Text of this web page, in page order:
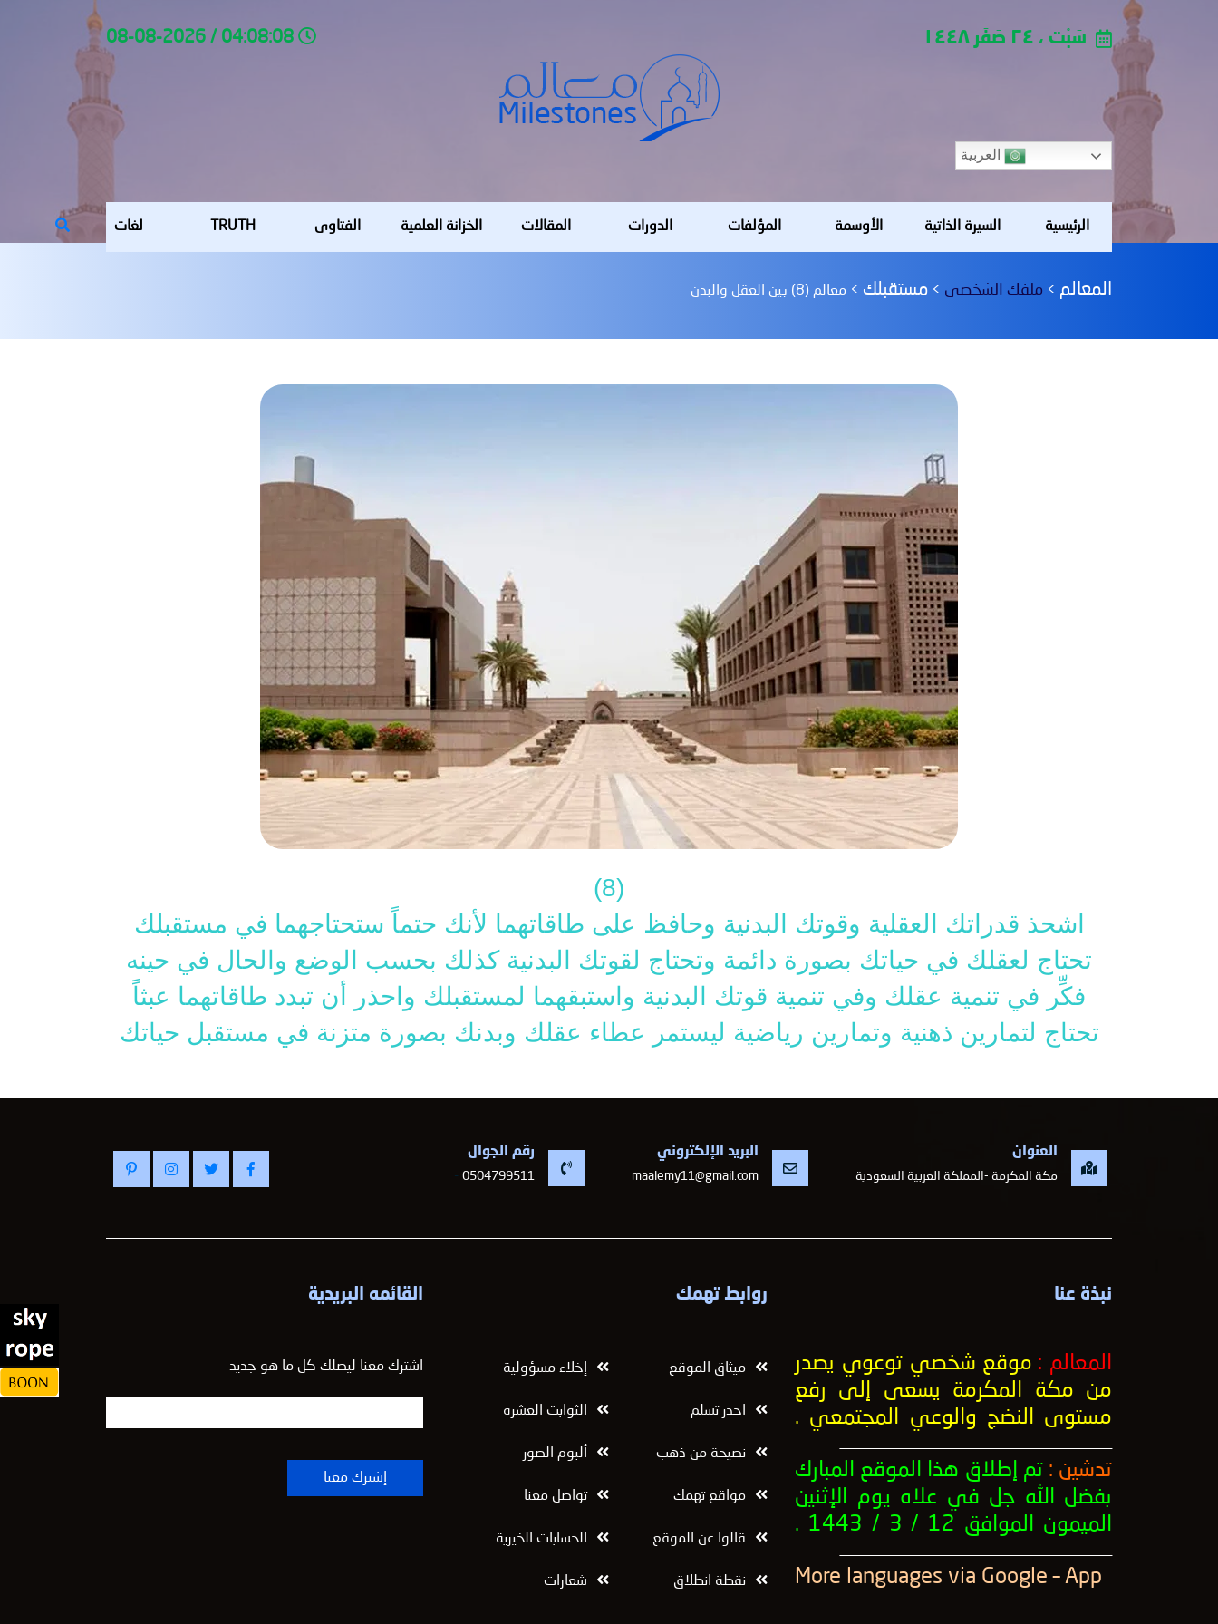
سَبْت ، ٢٤ صَفَر ١٤٤٨
العربية
الرئيسية السيرة الذاتية الأوسمة المؤلفات الدورات المقالات الخزانة العلمية الفتاوى TRUTH لغات
المعالم > ملفك الشخصى > مستقبلك > معالم (8) بين العقل والبدن
(8)
اشحذ قدراتك العقلية وقوتك البدنية وحافظ على طاقاتهما لأنك حتماً ستحتاجهما في مستقبلك
تحتاج لعقلك في حياتك بصورة دائمة وتحتاج لقوتك البدنية كذلك بحسب الوضع والحال في حينه
فكِّر في تنمية عقلك وفي تنمية قوتك البدنية واستبقهما لمستقبلك واحذر أن تبدد طاقاتهما عبثاً
تحتاج لتمارين ذهنية وتمارين رياضية ليستمر عطاء عقلك وبدنك بصورة متزنة في مستقبل حياتك
العنوان
مكة المكرمة -المملكة العربية السعودية
البريد الإلكتروني
maalemy11@gmail.com
رقم الجوال
0504799511
-
نبذة عنا
المعالم : موقع شخصي توعوي يصدر
من مكة المكرمة يسعى إلى رفع
مستوى النضج والوعي المجتمعي .
ــــــــــــــــــــــــــــــــــــــــــــــــــــــــــــــــــــــــــــــــــــــــــــــــــــ
تدشين : تم إطلاق هذا الموقع المبارك
بفضل الله جل في علاه يوم الإثنين
الميمون الموافق 12 / 3 / 1443 .
ــــــــــــــــــــــــــــــــــــــــــــــــــــــــــــــــــــــــــــــــــــــــــــــــــــ
روابط تهمك
ميثاق الموقع إخلاء مسؤولية
احذر تسلم الثوابت العشرة
نصيحة من ذهب ألبوم الصور
مواقع تهمك تواصل معنا
قالوا عن الموقع الحسابات الخيرية
نقطة انطلاق شعارات
القائمه البريدية
اشترك معنا ليصلك كل ما هو جديد